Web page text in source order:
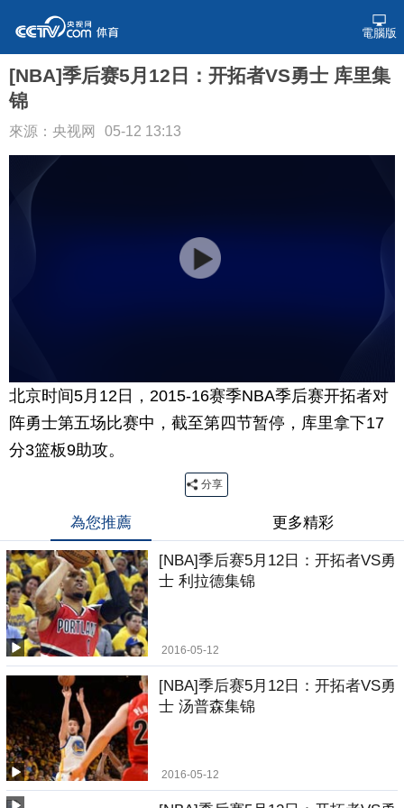
電腦版
[NBA]季后赛5月12日：开拓者VS勇士 库里集
锦
來源：央视网 05-12 13:13
北京时间5月12日，2015-16赛季NBA季后赛开拓者对
阵勇士第五场比赛中，截至第四节暂停，库里拿下17
分3篮板9助攻。
分享
為您推薦 更多精彩
[NBA]季后赛5月12日：开拓者VS勇
士 利拉德集锦
2016-05-12
[NBA]季后赛5月12日：开拓者VS勇
士 汤普森集锦
2016-05-12